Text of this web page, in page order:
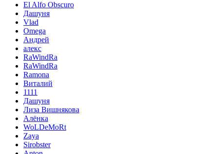
El Alfo Obscuro
Дашуня
Vlad
Omega
Андрей
алекс
RaWindRa
RaWindRa
Ramona
Виталий
1111
Дашуня
Лиза Вишнякова
Алёнка
WoLDeMoRt
Zaya
Sirobster